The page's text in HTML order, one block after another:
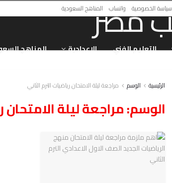
سياسة الخصوصية واتساب المناهج السعودية
التعليم الفني الاعدادية المناهج
الرئيسية الوسم مراجعة ليلة الامتحان رياضيات الترم الثاني
الوسم:مراجعة ليلة الامتحان